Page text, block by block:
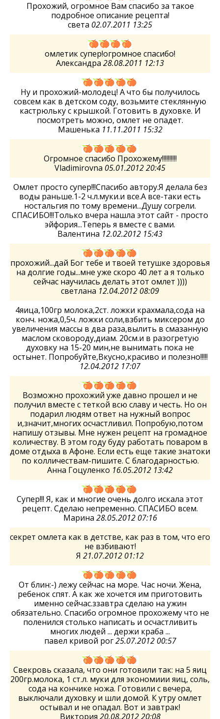
Прохожий, огромное Вам спасибо за такое
подробное описание рецепта!
света 02.07.2011 13:25
омлетик супер!огромное спасибо!
Александра 28.08.2011 12:13
Ну и прохожий-молодец! А что бы получилось
совсем как в детском соду, возьмите стеклянную
кастрюльку с крышкой. Готовить в духовке. И
посмотреть можно, омлет не опадет.
Машенька 11.11.2011 15:32
Огромное спасибо Прохожему!!!!!!!!!!
Vladimirovna 05.01.2012 20:45
Омлет просто супер!!!Спасибо автору.Я делала без
воды раньше.1-2 ч.л.муки.и все.А все-таки есть
ностальгия по тому времени...Душу согрели.
СПАСИБО!!!Только вчера нашла этот сайт - просто
эйфория...Теперь я вместе с вами.
Валентина 12.02.2012 15:43
прохожий...дай Бог тебе и твоей тетушке здоровья
на долгие годы...мне уже скоро 40 лет а я только
сейчас научилась делать этот омлет ))))
светлана 12.04.2012 08:09
4яица,100гр молока,2ст. ложки крахмала,сода на
конч. ножа,0,5ч. ложки соли,взбить миксером до
увеличения массы в два раза,вылить в смазанную
маслом сковороду,диам. 20см.и в разогретую
духовку на 15-20 мин,не вынимать пока не
остынет. Попробуйте,Вкусно,красиво и полезно!!!!!
12.04.2012 17:07
Возможно прохожий уже давно прошел и не
получил вместе с теткой всю славу и честь. Но он
подарил людям ответ на нужный вопрос
и,значит,многих осчастливил. Попробую,потом
напишу отзывы. Мне нужен рецепт на громадное
количеству. В этом году буду работать поваром в
доме отдыха в Афоне. Если есть еще такие знатоки
по колличествам-пишите. С благодарностью.
Анна Гоцуленко 16.05.2012 13:42
Супер!!! Я, как и многие очень долго искала этот
рецепт. Сделаю непременно. СПАСИБО всем.
Марина 28.05.2012 07:16
секрет омлета как в детстве, как раз в том, что его
не взбивают!
Я 21.07.2012 01:12
От блин:-) лежу сейчас на море. Час ночи. Жена,
ребенок спят. А как же хочется им приготовить
именно сейчас.ззавтра сделаю на ужин
обязательно. Спасибо огромное прохожему что не
поленился столько написать и осчастливить
многих людей ... держи краба ...
павел кривой рог25.07.2012 00:57
Свекровь сказала, что они готовили так: на 5 яиц
200гр.молока, 1 ст.л. муки для экономиии яиц, соль,
сода на кончике ножа. Готовили с вечера,
выключали духовку и шли домой. К утру омлет
остывал и не опадал. Вот и завтрак!
Виктория 20.08.2012 20:08